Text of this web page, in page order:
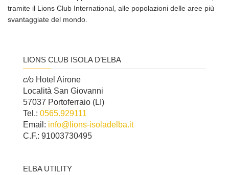
tramite il Lions Club International, alle popolazioni delle aree più
svantaggiate del mondo.
LIONS CLUB ISOLA D’ELBA
c/o Hotel Airone
Località San Giovanni
57037 Portoferraio (LI)
Tel.: 0565.929111
Email: info@lions-isoladelba.it
C.F.: 91003730495
ELBA UTILITY